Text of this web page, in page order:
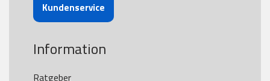
Kundenservice
Information
Ratgeber